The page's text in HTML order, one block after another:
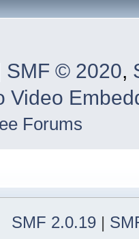
SMF © 2020,
Video
Forums
SMF 2.0.19 |